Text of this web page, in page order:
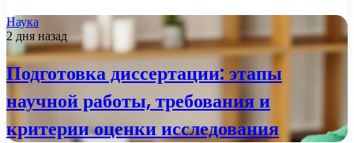
Наука
2 дня назад
Подготовка диссертации: этапы
научной работы, требования и
критерии оценки исследования